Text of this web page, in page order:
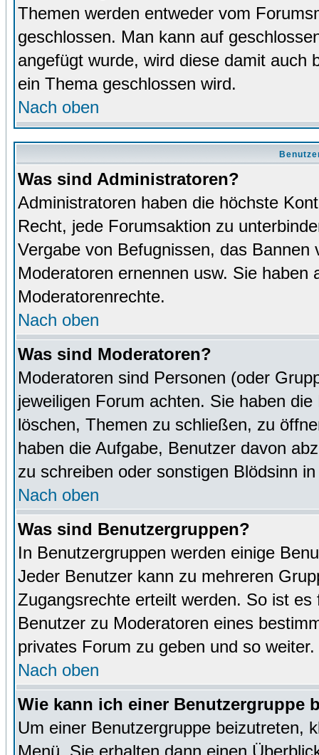
Themen werden entweder vom
geschlossen. Man kann auf
angefügt wurde, wird diese damit auch
ein Thema geschlossen wird.
Nach oben
Was sind Administratoren?
Administratoren haben die höchste
Recht, jede Forumsaktion zu
Vergabe von Befugnissen, das
Moderatoren ernennen usw. Sie
Moderatorenrechte.
Nach oben
Was sind Moderatoren?
Moderatoren sind Personen (oder
jeweiligen Forum achten. Sie haben
löschen, Themen zu schließen, zu
haben die Aufgabe, Benutzer davon
zu schreiben oder sonstigen Blödsinn
Nach oben
Was sind Benutzergruppen?
In Benutzergruppen werden einige
Jeder Benutzer kann zu mehreren
Zugangsrechte erteilt werden. So ist
Benutzer zu Moderatoren eines
privates Forum zu geben und so weiter.
Nach oben
Wie kann ich einer Benutzergruppe
Um einer Benutzergruppe beizutreten,
Menü. Sie erhalten dann einen